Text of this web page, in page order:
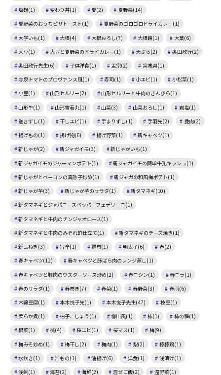
塩麹(1)
変わり丼(1) 夏(2)
夏野菜(14)
夏野菜のおうちピザトースト(1)
夏野菜のゴロゴロドライカレー(1)
大学いも(1)
大根(4) 大根おろし(7) 大根餅(1)
大葉(6)
大豆(1)
大豆と夏野菜のドライカレー(1) 天ぷら(2)
奥田政行(2)
奥田政行先生(6)
子供洋食(1) 孟宗(2)
宮城県(1)
寺泉トマトのプロヴァンス風(1)
寿司(1) 小エビ(1)
小松菜(1)
小豆(1)
山形セルリー(2)
山形セルリーと牛肉のきんぴら(1)
山形牛(1)
山形雪若丸(1) 山菜(3) 山菜おろし(1)
岩塩(1)
巻きずし(1)
干しエビ(1) 手まりずし(1) 手羽先(2)
挽肉(2)
揚げもの(1)
揚げ物(6) 揚げ野菜(1)
新キャベツ(1)
新じゃが(2)
新ジャガイモ(3)
新じゃがいも(1)
新ジャガイモのジャーマンポテト(1)
新ジャガイモの簡単牛乳キッシュ(1)
新じゃがとベーコンの真砂子炒め(1)
新ジャガの和風梅ポテト(1)
新じゃが芋(3)
新じゃが芋のサラダ(1)
新タマネギ(10)
新タマネギとジャパニーズペッパーフェデリーニ(1)
新タマネギと牛肉のチンジャオロース(1)
新タマネギと牛肉のみぞれ酢仕立て(1)
新タマネギのチーズ焼き(1)
新玉ねぎ(3)
旨辛(1) 昆布(1) 明太子(6)
春(2)
春キャベツ(12)
春キャベツと豚ばら肉のレンジ蒸し(1)
春キャベツと豚肉のウスターソース炒め(2)
春ニシン(1)
春ニラ(1)
春のサラダ(1)
春巻き(7) 春菊(1) 春野菜(3)
春雨(6)
木綿豆腐(1)
本木悦子先(1) 本木悦子先生(47)
枝豆(1)
柔らか煮(1)
柚子こしょう(1) 柳川風(1) 柿(1)
柿の種(1)
根菜(1)
桃(4) 桜エビ(1) 桜マス(1)
梅(9)
梅みそ炒め(1)
梅干し(2) 梅肉(1) 梨(2)
棒棒鶏(1)
水炊き(1)
汁もの(1) 油揚げ(6) 洋食(1)
浅漬け(1)
浅蜊(1)
海苔(2) 海鮮(2) 混ぜご飯(2) 温野菜(1)